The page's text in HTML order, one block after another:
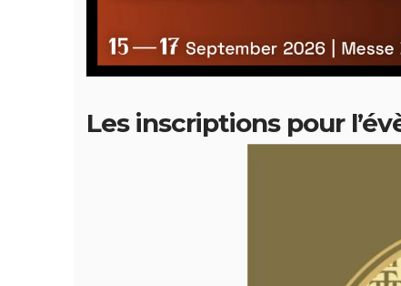
Les inscriptions pour